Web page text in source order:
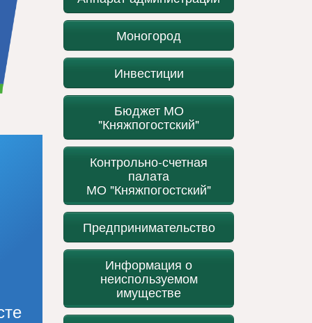
Моногород
Инвестиции
Бюджет МО
"Княжпогостский"
Контрольно-счетная
палата
МО "Княжпогостский"
Предпринимательство
Информация о
неиспользуемом
имуществе